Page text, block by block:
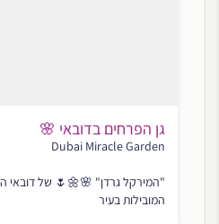
גן הפרחים בדובאי 🌸
Dubai Miracle Garden
"המירקל גרדן" 🌸🌼🌷 של דובאי
המובילות בעיר